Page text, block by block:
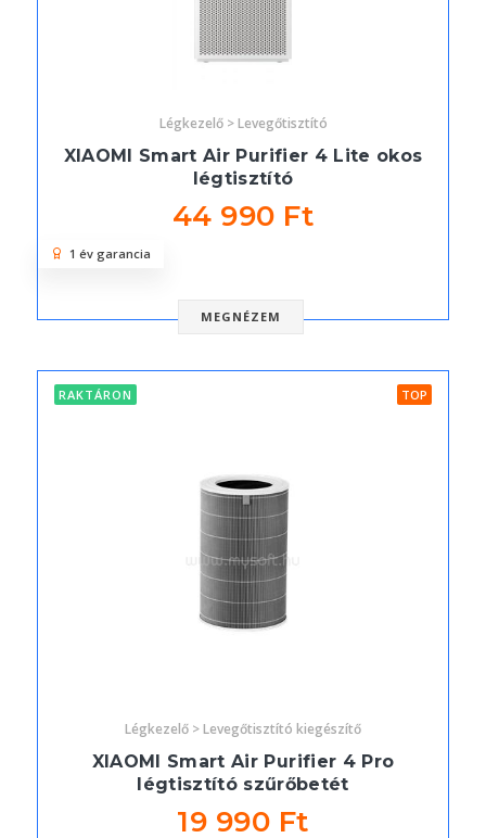
Légkezelő > Levegőtisztító
XIAOMI Smart Air Purifier 4 Lite okos
légtisztító
44 990 Ft
MEGNÉZEM
1 év garancia
RAKTÁRON TOP
Légkezelő > Levegőtisztító kiegészítő
XIAOMI Smart Air Purifier 4 Pro
légtisztító szűrőbetét
19 990 Ft